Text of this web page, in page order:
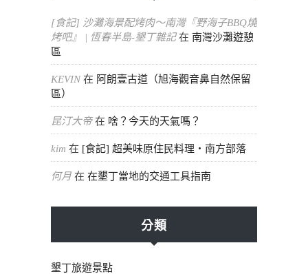
[食記] 沙灘海景配烤肉～南灣『野海子BBQ燒
烤吧』 | 恆春半島-墾丁雜記在 南灣沙灘遊憩
區
KEVIN在 阿朗壹古道（旭海觀音鼻自然保留
區）
昆汀大帝在 啥？今天的天氣嗎？
kim 在 [食記] 超美味原住民料理・南方部落
何月 在 在墾丁當地的交通工具指南
分類
墾丁旅遊景點